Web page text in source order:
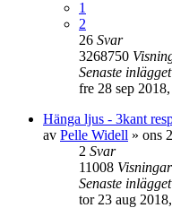
1
2
26 Svar
3268750
Senaste inlägget
fre 28 sep
Hänga ljus - 3kant
av Pelle Widell » ons
2 Svar
11008 Visningar
Senaste inlägget
tor 23 aug